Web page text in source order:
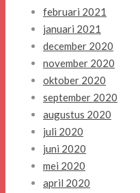
februari 2021
januari 2021
december 2020
november 2020
oktober 2020
september 2020
augustus 2020
juli 2020
juni 2020
mei 2020
april 2020